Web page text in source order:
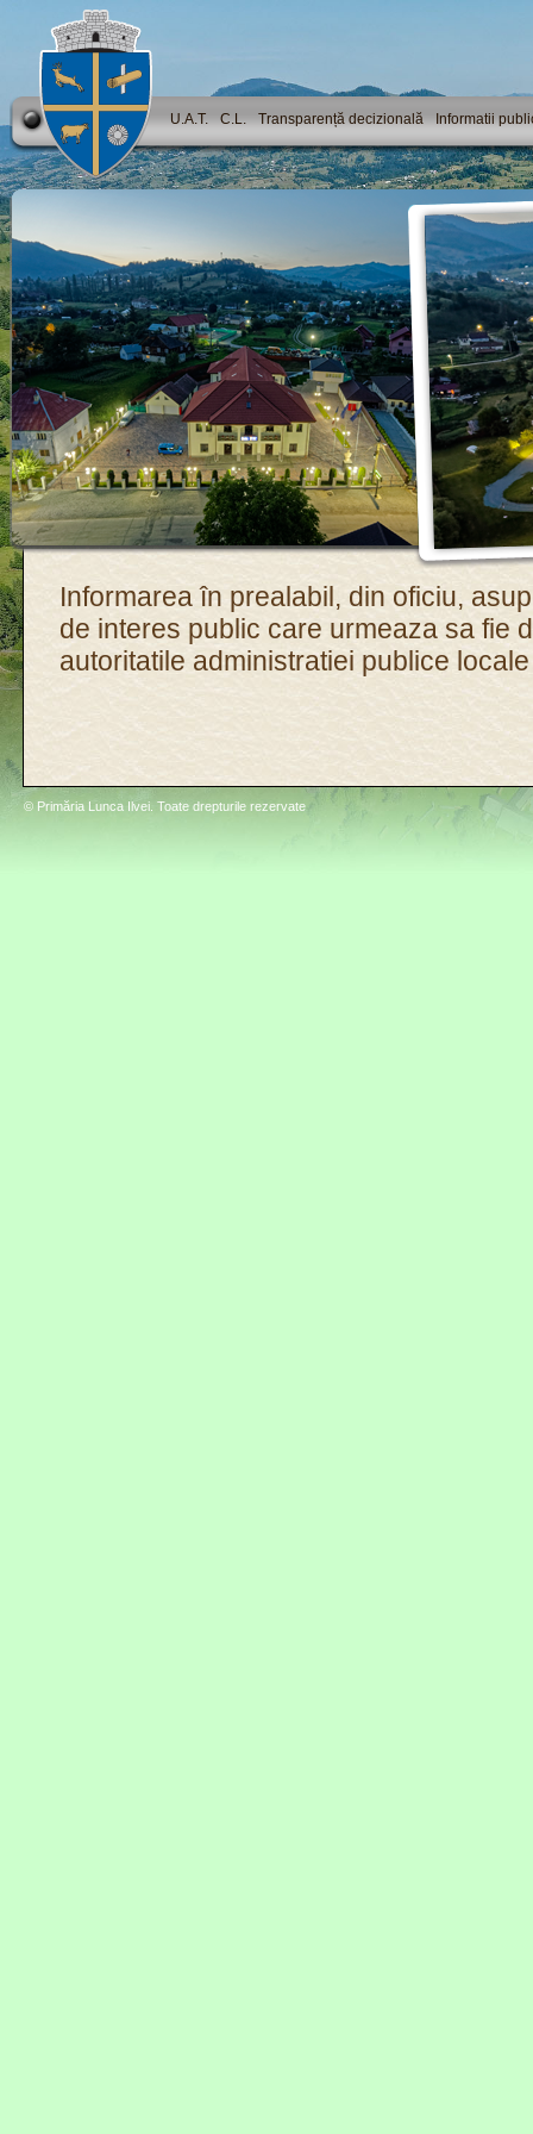
U.A.T. C.L. Transparență decizională Informatii
Informarea în prealabil, din oficiu,
de interes public care urmeaza sa fie
autoritatile administratiei publice locale
© Primăria Lunca Ilvei. Toate drepturile rezervate